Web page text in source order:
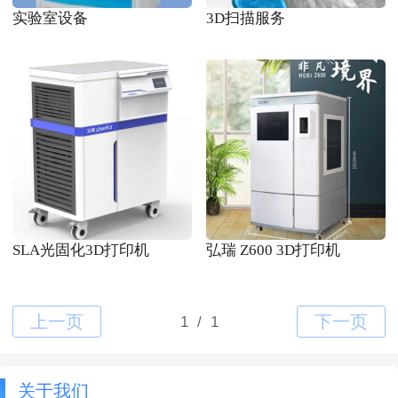
实验室设备 3D扫描服务
SLA光固化3D打印机 弘瑞 Z600 3D打印机
关于我们